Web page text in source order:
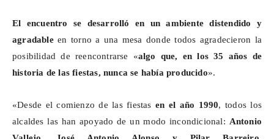
El encuentro se desarrolló en un ambiente distendido y
agradableen torno a una mesa donde todos agradecieron la
posibilidad de reencontrarse «algo que, en los 35 años de
historia de las fiestas, nunca se había producido».
«Desde el comienzo de las fiestas en el año 1990, todos los
alcaldes las han apoyado de un modo incondicional: Antonio